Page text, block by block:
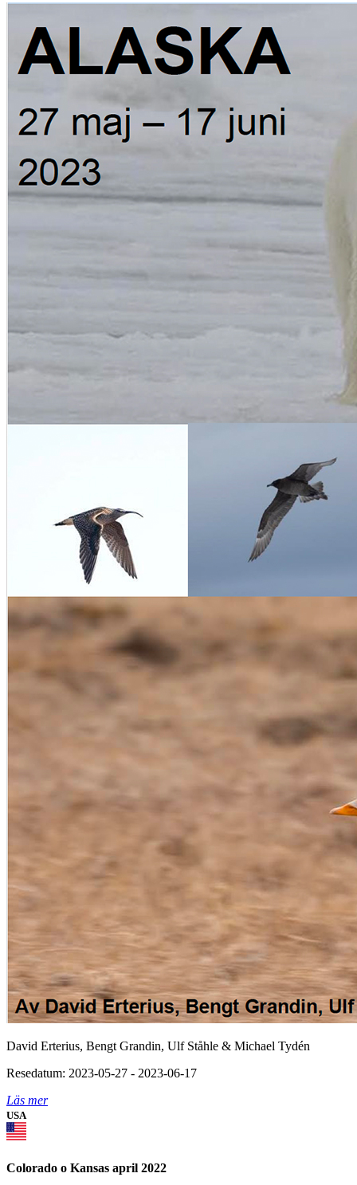
David Erterius, Bengt Grandin, Ulf Ståhle & Michael Tydén
Resedatum: 2023-05-27 - 2023-06-17
Läs mer
USA
Colorado o Kansas april 2022